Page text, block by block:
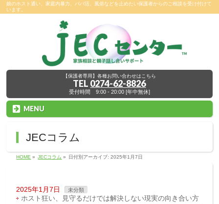
娘のホスト通い、家庭内暴力、パパ活、風俗などを止めたい保護者からのご相談を受け付けて
います。
【保護者専用】各種お問い合わせはこちら
TEL 0274-62-8826
受付時間 9:00 - 20:00 [年中無休]
MENU
JECコラム
HOME » JECコラム » 日付別アーカイブ: 2025年1月7日
2025年1月7日 未分類
ホスト狂い、見守るだけでは解決しない現実の向き合い方